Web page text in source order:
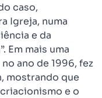
caso,
Igreja, numa
e da
Em mais uma
ano de 1996, fez
mostrando que
e o